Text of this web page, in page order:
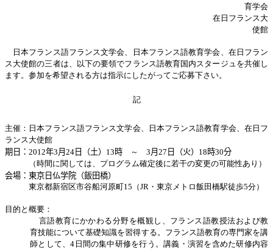
育学会
在日フランス大
使館
日本フランス語フランス文学会、日本フランス語教育学会、在日フラン
ス大使館の三者は、以下の要領でフランス語教育国内スタージュを共催し
ます。参加を希望される方は指示にしたがってご応募下さい。
記
主催：日本フランス語フランス文学会、日本フランス語教育学会、在日フ
ランス大使館
期日： 2012年3 月 24 日（土） 13 時 ～ 3 月 27 日（火） 18 時30分
（時間に関しては、プログラム確定後に若干の変更の可能性あり）
会場：東京日仏学院（飯田橋）
東京都新宿区市谷船河原町15 （JR ・東京メトロ飯田橋駅徒歩5分）
目的と概要：
言語教育にかかわる分野を概観し、フランス語教授法および教
育技能について基礎知識を習得する。フランス語教育の専門家を講
師として、4 日間の集中研修を行う。講義・演習を含めた研修内容